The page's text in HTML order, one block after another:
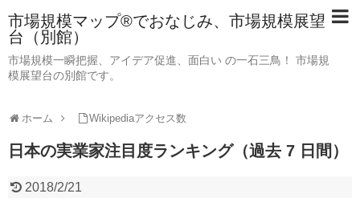
市場規模マップ®でおなじみ、市場規模展望
台（別館）
市場規模一瞬把握、アイデア促進、面白い の一石三鳥！ 市場規
模展望台の別館です。
ホーム Wikipediaアクセス数
日本の実業家注目度ランキング（過去 7 日間）
2018/2/21